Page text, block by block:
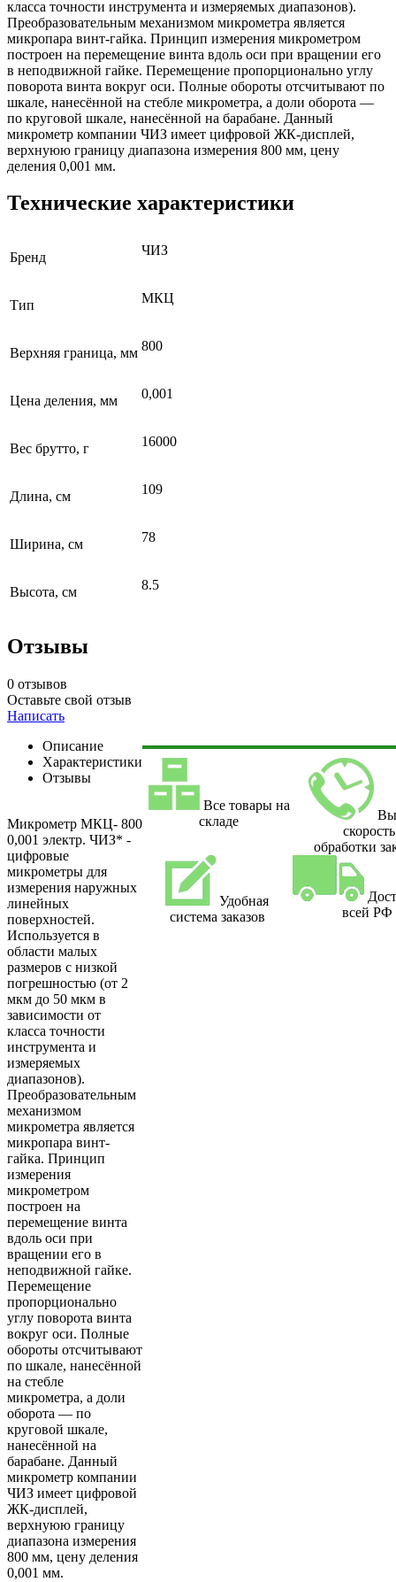
класса точности инструмента и измеряемых диапазонов).
Преобразовательным механизмом микрометра является
микропара винт-гайка. Принцип измерения микрометром
построен на перемещение винта вдоль оси при вращении его
в неподвижной гайке. Перемещение пропорционально углу
поворота винта вокруг оси. Полные обороты отсчитывают по
шкале, нанесённой на стебле микрометра, а доли оборота —
по круговой шкале, нанесённой на барабане. Данный
микрометр компании ЧИЗ имеет цифровой ЖК-дисплей,
верхнуюю границу диапазона измерения 800 мм, цену
деления 0,001 мм.
Технические характеристики
Бренд ЧИЗ
Тип МКЦ
Верхняя граница, мм 800
Цена деления, мм 0,001
Вес брутто, г 16000
Длина, см 109
Ширина, см 78
Высота, см 8.5
Отзывы
0 отзывов
Оставьте свой отзыв
Написать
Описание
Характеристики
Отзывы
Микрометр МКЦ- 800
0,001 электр. ЧИЗ* -
цифровые
микрометры для
измерения наружных
линейных
поверхностей.
Используется в
области малых
размеров с низкой
погрешностью (от 2
мкм до 50 мкм в
зависимости от
класса точности
инструмента и
измеряемых
диапазонов).
Преобразовательным
механизмом
микрометра является
микропара винт-
гайка. Принцип
измерения
микрометром
построен на
перемещение винта
вдоль оси при
вращении его в
неподвижной гайке.
Перемещение
пропорционально
углу поворота винта
вокруг оси. Полные
обороты отсчитывают
по шкале, нанесённой
на стебле
микрометра, а доли
оборота — по
круговой шкале,
нанесённой на
барабане. Данный
микрометр компании
ЧИЗ имеет цифровой
ЖК-дисплей,
верхнуюю границу
диапазона измерения
800 мм, цену деления
0,001 мм.
Все товары на
складе
скорость
обработки
Удобная
система заказов
всей РФ